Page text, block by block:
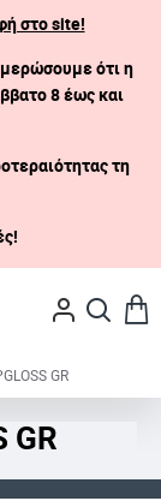
στο site!
ότι η
8 έως και
τη
GR
GR